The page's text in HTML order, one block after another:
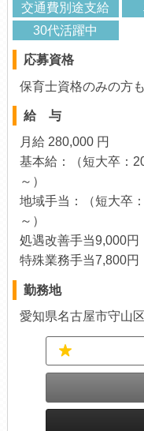
交通費別途支給
30代活躍中
応募資格
保育士資格のみの方
給 与
月給 280,000 円
基本給：（短大卒：
～）
地域手当：（短大卒
～）
処遇改善手当9,000円
特殊業務手当7,800円
勤務地
愛知県名古屋市守山